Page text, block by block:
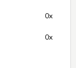
0x
0x